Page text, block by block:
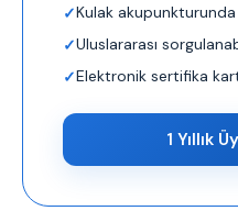
Kulak
Uluslararası
Elektronik sertifika
1 Yıllık